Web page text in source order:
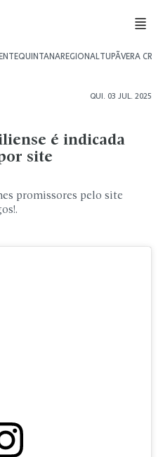
QUINTANAREGIONALTUPÃVERA CRUZ
QUI. 03 JUL. 2025
é indicada
site
promissores pelo site